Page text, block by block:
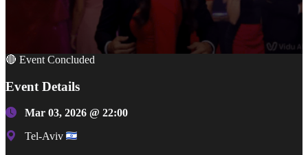
🔴 Event Concluded
Event Details
Mar 03, 2026 @ 22:00
Tel-Aviv